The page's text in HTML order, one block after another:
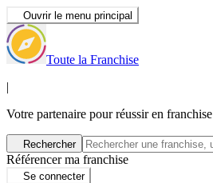
Ouvrir le menu principal
Toute la Franchise
|
Votre partenaire pour réussir en franchise
Rechercher
Référencer ma franchise
Se connecter